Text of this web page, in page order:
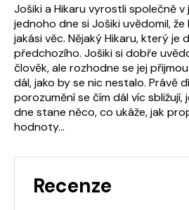
Jošiki a Hikaru vyrostli společně v
jednoho dne si Jošiki uvědomil, že
jakási věc. Nějaký Hikaru, který je
předchozího. Jošiki si dobře
člověk, ale rozhodne se jej
dál, jako by se nic nestalo. Právě
porozumění se čím dál víc sbližují,
dne stane něco, co ukáže, jak
hodnoty...
Recenze